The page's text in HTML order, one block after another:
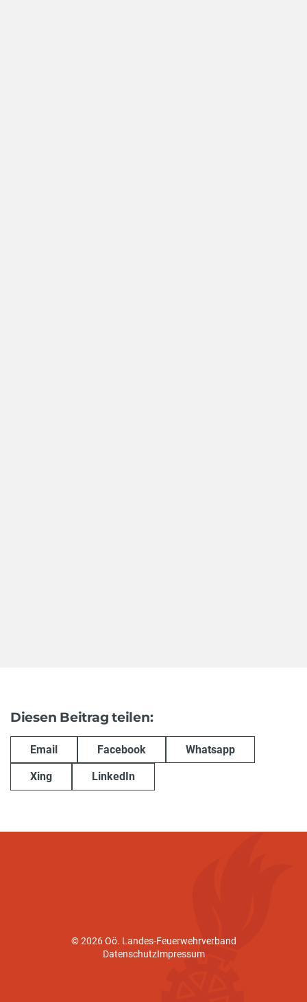
Diesen Beitrag teilen:
Email Facebook Whatsapp
Xing LinkedIn
© 2026 Oö. Landes-Feuerwehrverband
DatenschutzImpressum